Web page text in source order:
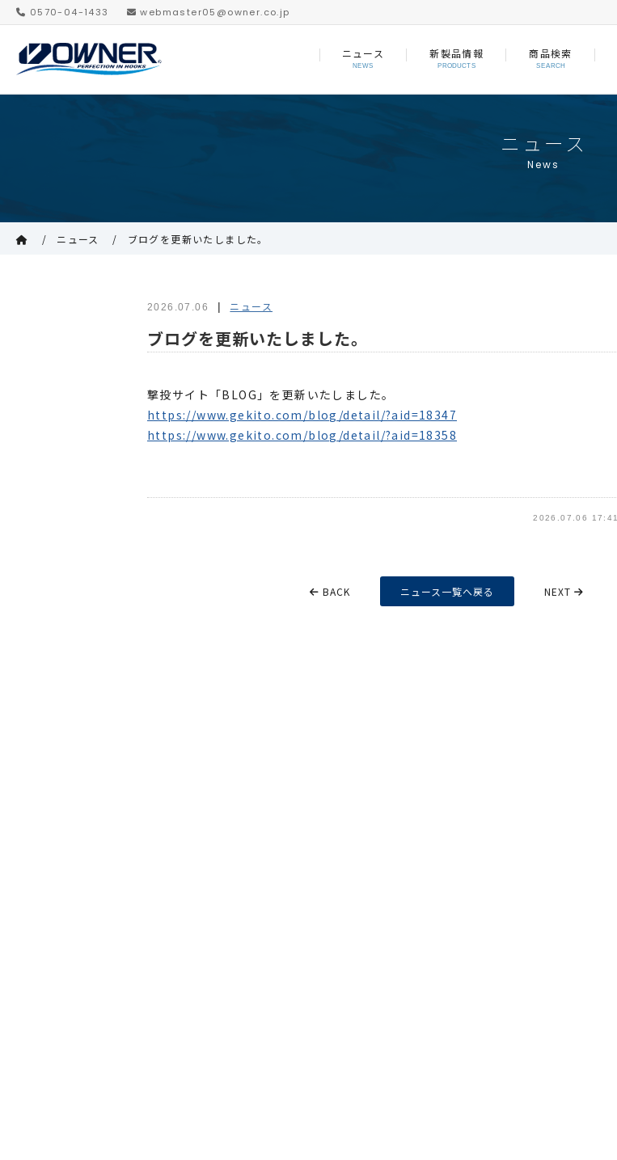
0570-04-1433 webmaster05@owner.co.jp
ニュース
NEWS
新製品情報
PRODUCTS
商品検索
SEARCH
ニュース
News
ニュース ブログを更新いたしました。
2026.07.06 ニュース
ブログを更新いたしました。
撃投サイト「BLOG」を更新いたしました。
https://www.gekito.com/blog/detail/?aid=18347
https://www.gekito.com/blog/detail/?aid=18358
2026.07.06 17:41
BACK ニュース一覧へ戻る NEXT